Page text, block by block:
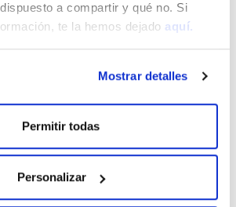
a compartir y qué no. Si
te la hemos dejado aquí.
Mostrar detalles
Permitir todas
Personalizar
Jugar al Teatro en familia’
con infinidad de nuevos recursos
para animar a las familias a jugar
es el objetivo de esta